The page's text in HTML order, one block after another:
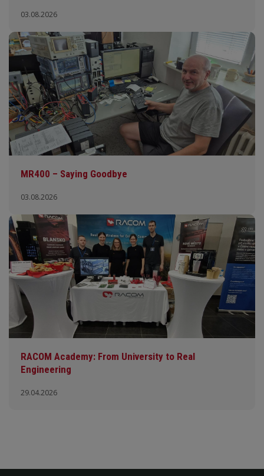
03.08.2026
MR400 – Saying Goodbye
03.08.2026
RACOM Academy: From University to Real
Engineering
29.04.2026